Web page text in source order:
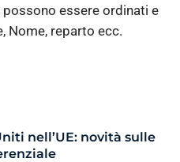
possono essere ordinati e
Nome, reparto ecc.
nell’UE: novità sulle